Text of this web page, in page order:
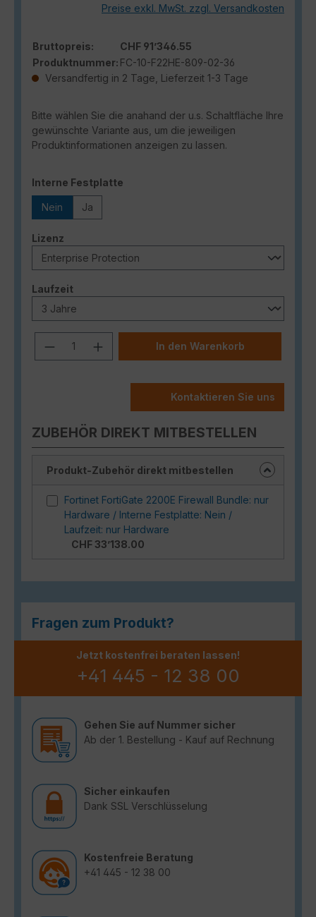
Preise exkl. MwSt. zzgl. Versandkosten
Bruttopreis:
CHF 91’346.55
Produktnummer: FC-10-F22HE-809-02-36
Versandfertig in 2 Tage, Lieferzeit 1-3 Tage
Bitte wählen Sie die anahand der u.s. Schaltfläche Ihre
gewünschte Variante aus, um die jeweiligen
Produktinformationen anzeigen zu lassen.
Interne Festplatte
Nein Ja
Lizenz
Laufzeitauswählen
Produkt Anzahl: Gib den
In den Warenkorb
Kontaktieren Sie uns
ZUBEHÖR DIREKT MITBESTELLEN
Produkt-Zubehör direkt mitbestellen
Fortinet FortiGate 2200E Firewall Bundle: nur
Hardware / Interne Festplatte: Nein /
Laufzeit: nur Hardware
CHF 33’138.00
Fragen zum Produkt?
Jetzt kostenfrei beraten lassen!
+41 445 - 12 38 00
Gehen Sie auf Nummer sicher
Ab der 1. Bestellung - Kauf auf Rechnung
Sicher einkaufen
Dank SSL Verschlüsselung
Kostenfreie Beratung
+41 445 - 12 38 00